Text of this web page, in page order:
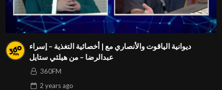
ديوانية الياقوت والأنصاري مع | أخصائية التغذية – إسراء
عبدالرضا – من هيلثي ستايل
360FM
2 yearsago